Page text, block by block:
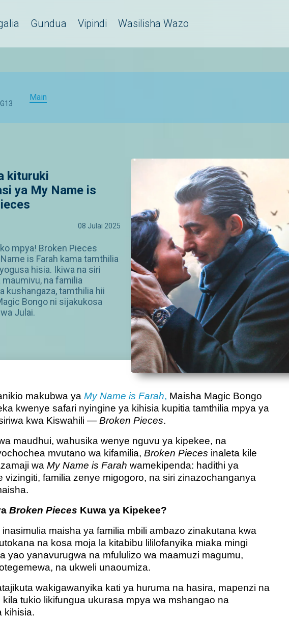
Gundua Vipindi Wasilisha Wazo
Main
kituruki
ya My Name is
08 Julai 2025
mpya! Broken Pieces
is Farah kama tamthilia
hisia. Ikiwa na siri
na familia
kushangaza, tamthilia hii
Bongo ni sijakukosa
Julai.
makubwa ya My Name is Farah, Maisha Magic Bongo
kwenye safari nyingine ya kihisia kupitia tamthilia mpya ya
kwa Kiswahili — Broken Pieces.
maudhui, wahusika wenye nguvu ya kipekee, na
mvutano wa kifamilia, Broken Pieces inaleta kile
wa My Name is Farah wamekipenda: hadithi ya
vizingiti, familia zenye migogoro, na siri zinazochanganya
Broken Pieces Kuwa ya Kipekee?
inasimulia maisha ya familia mbili ambazo zinakutana kwa
na kosa moja la kitabibu lililofanyika miaka mingi
yao yanavurugwa na mfululizo wa maamuzi magumu,
na ukweli unaoumiza.
wakigawanyika kati ya huruma na hasira, mapenzi na
tukio likifungua ukurasa mpya wa mshangao na
kihisia.